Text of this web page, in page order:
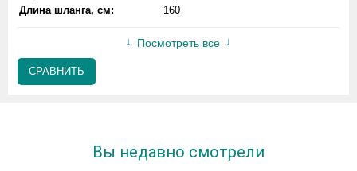
Длина шланга, см:
160
Посмотреть все
СРАВНИТЬ
Вы недавно смотрели